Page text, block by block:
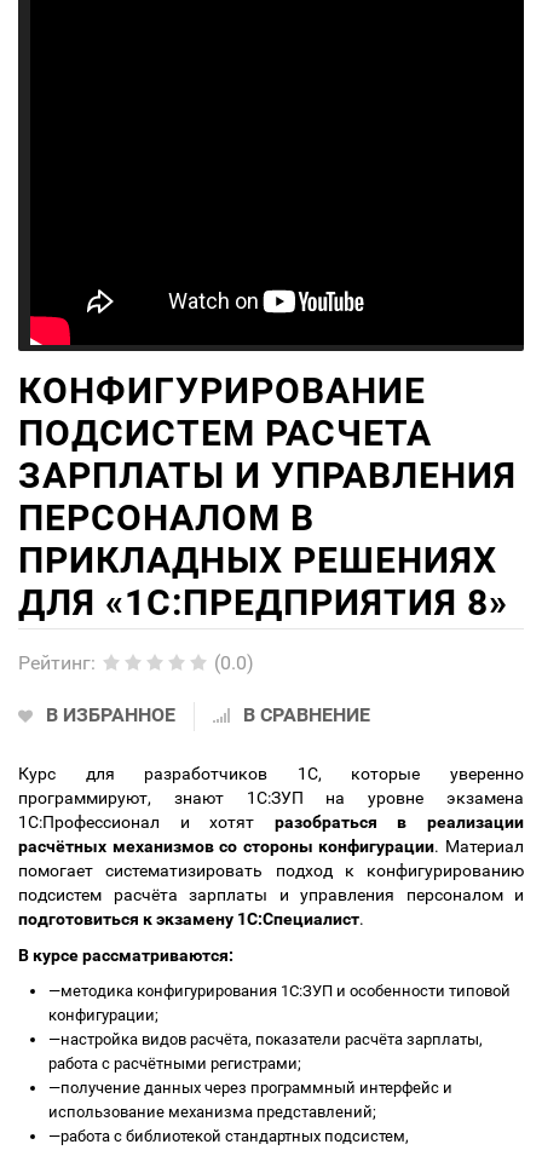
КОНФИГУРИРОВАНИЕ
ПОДСИСТЕМ РАСЧЕТА
ЗАРПЛАТЫ И УПРАВЛЕНИЯ
ПЕРСОНАЛОМ В
ПРИКЛАДНЫХ РЕШЕНИЯХ
ДЛЯ «1С:ПРЕДПРИЯТИЯ 8»
Рейтинг: (0.0)
В ИЗБРАННОЕ В СРАВНЕНИЕ
Курс для разработчиков 1С, которые уверенно
программируют, знают 1С:ЗУП на уровне экзамена
1С:Профессионал и хотят разобраться в реализации
расчётных механизмов со стороны конфигурации. Материал
помогает систематизировать подход к конфигурированию
подсистем расчёта зарплаты и управления персоналом и
подготовиться к экзамену 1С:Специалист.
В курсе рассматриваются:
—методика конфигурирования 1С:ЗУП и особенности типовой
конфигурации;
—настройка видов расчёта, показатели расчёта зарплаты,
работа с расчётными регистрами;
—получение данных через программный интерфейс и
использование механизма представлений;
—работа с библиотекой стандартных подсистем,